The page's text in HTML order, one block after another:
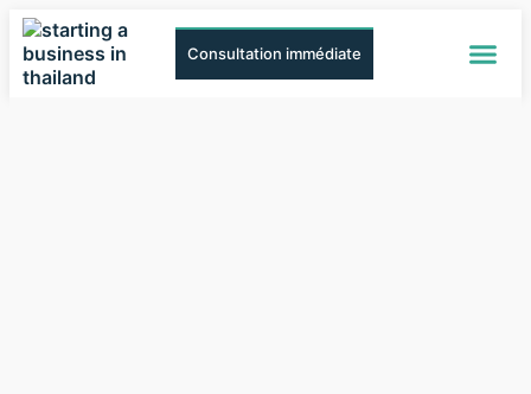
Consultation immédiate